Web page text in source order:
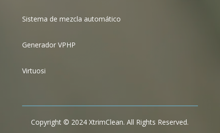
Sistema de mezcla automático
Generador VPHP
Virtuosi
Copyright © 2024 XtrimClean. All Rights Reserved.